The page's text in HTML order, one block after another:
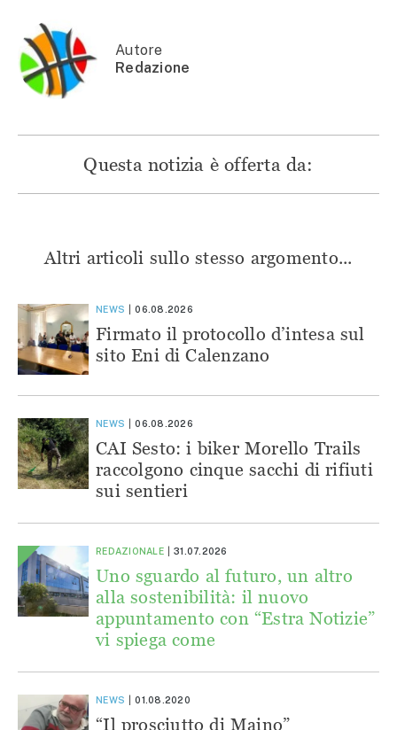
finestra)
Autore
Redazione
Questa notizia è offerta da:
Altri articoli sullo stesso argomento...
NEWS 06.08.2026
Firmato il protocollo d’intesa sul
sito Eni di Calenzano
NEWS 06.08.2026
CAI Sesto: i biker Morello Trails
raccolgono cinque sacchi di rifiuti
sui sentieri
REDAZIONALE 31.07.2026
Uno sguardo al futuro, un altro
alla sostenibilità: il nuovo
appuntamento con “Estra Notizie”
vi spiega come
NEWS 01.08.2020
“Il prosciutto di Maino”